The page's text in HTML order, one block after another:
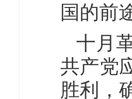
国的前
十月
共产党
胜利，